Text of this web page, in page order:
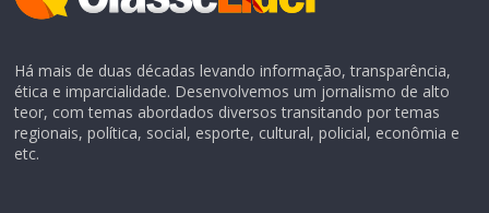
Há mais de duas décadas levando informação, transparência,
ética e imparcialidade. Desenvolvemos um jornalismo de alto
teor, com temas abordados diversos transitando por temas
regionais, política, social, esporte, cultural, policial, econômia e
etc.